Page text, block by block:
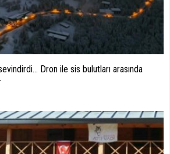
Dron ile sis bulutları arasında